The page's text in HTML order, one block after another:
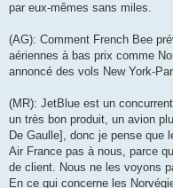
par eux-mêmes sans miles.
(AG): Comment French Bee
aériennes à bas prix comme
annoncé des vols New York-
(MR): JetBlue est un
un très bon produit, un avion
De Gaulle], donc je pense que
Air France pas à nous, parce
de client. Nous ne les voyons
En ce qui concerne les